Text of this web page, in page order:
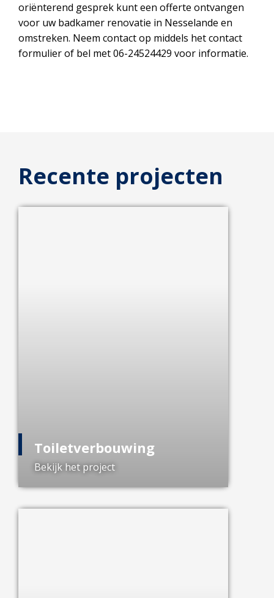
oriënterend gesprek kunt een offerte ontvangen
voor uw badkamer renovatie in Nesselande en
omstreken. Neem contact op middels het contact
formulier of bel met 06-24524429 voor informatie.
Recente projecten
Toiletverbouwing
Bekijk het project